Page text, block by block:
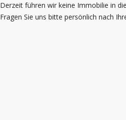
Derzeit führen wir keine Immobilie in
Fragen Sie uns bitte persönlich nach